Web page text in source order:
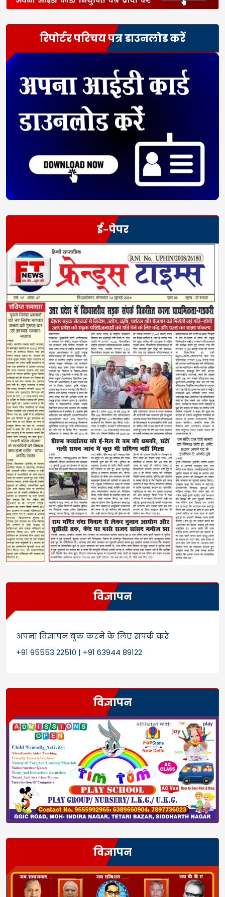
रिपोर्टर परिचय पत्र डाउनलोड करें
ई-पेपर
विज्ञापन
अपना विज्ञापन बुक करने के लिए संपर्क करें
+91 95553 22510 | +91 63944 89122
विज्ञापन
विज्ञापन